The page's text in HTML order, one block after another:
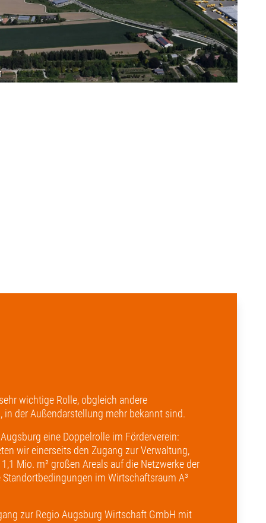
wichtige Rolle, obgleich andere
der Außendarstellung mehr bekannt sind.
eine Doppelrolle im Förderverein:
wir einerseits den Zugang zur Verwaltung,
Mio. m² großen Areals auf die Netzwerke der
im Wirtschaftsraum A³
zur Regio Augsburg Wirtschaft GmbH mit